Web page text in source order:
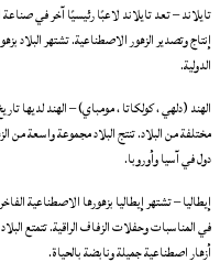
تايلاند – تعد تايلاند لاعبًا رئيسيًا آخر في
إنتاج وتصدير الزهور الاصطناعية. تشتهر البلاد
الدولية.
الهند (دلهي ، كولكاتا ، مومباي) – الهند لديها
مختلفة من البلاد. تنتج البلاد مجموعة واسعة من
دول في آسيا وأوروبا.
إيطاليا – تشتهر إيطاليا بزهورها الاصطناعية
في المناسبات وحفلات الزفاف الراقية. تتمتع
أزهار اصطناعية جميلة ونابضة بالحياة.